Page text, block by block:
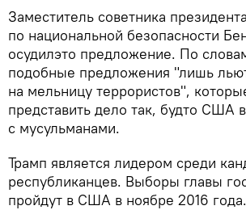
Заместитель советника
по национальной безопасности
осудилэто предложение. По
подобные предложения "лишь
на мельницу террористов",
представить дело так, будто США
с мусульманами.
Трамп является лидером среди
республиканцев. Выборы главы
пройдут в США в ноябре 2016 года.